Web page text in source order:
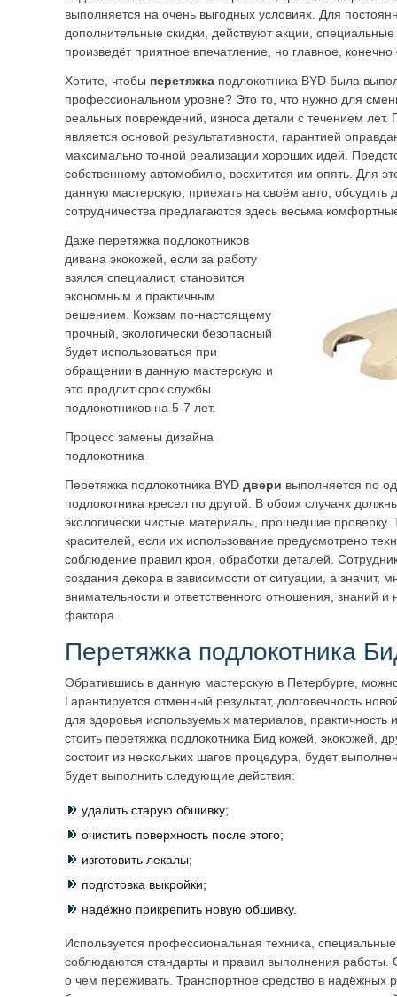
выполняется на очень выгодных условиях. Для
дополнительные скидки, действуют акции,
произведёт приятное впечатление, но главное, конечно
Хотите, чтобы перетяжка подлокотника BYD была
профессиональном уровне? Это то, что нужно для
реальных повреждений, износа детали с течением
является основой результативности, гарантией
максимально точной реализации хороших идей.
собственному автомобилю, восхитится им опять. Для
данную мастерскую, приехать на своём авто, обсудить
сотрудничества предлагаются здесь весьма
Даже перетяжка подлокотников
дивана экокожей, если за работу
взялся специалист, становится
экономным и практичным
решением. Кожзам по-настоящему
прочный, экологически безопасный
будет использоваться при
обращении в данную мастерскую и
это продлит срок службы
подлокотников на 5-7 лет.
Процесс замены дизайна
подлокотника
Перетяжка подлокотника BYD двери выполняется по
подлокотника кресел по другой. В обоих случаях
экологически чистые материалы, прошедшие проверку.
красителей, если их использование предусмотрено
соблюдение правил кроя, обработки деталей.
создания декора в зависимости от ситуации, а значит,
внимательности и ответственного отношения, знаний и
фактора.
Перетяжка подлокотника
Обратившись в данную мастерскую в Петербурге,
Гарантируется отменный результат, долговечность
для здоровья используемых материалов, практичность
стоить перетяжка подлокотника Бид кожей, экокожей,
состоит из нескольких шагов процедура, будет
будет выполнить следующие действия:
удалить старую обшивку;
очистить поверхность после этого;
изготовить лекалы;
подготовка выкройки;
надёжно прикрепить новую обшивку.
Используется профессиональная техника,
соблюдаются стандарты и правил выполнения работы.
о чем переживать. Транспортное средство в надёжных